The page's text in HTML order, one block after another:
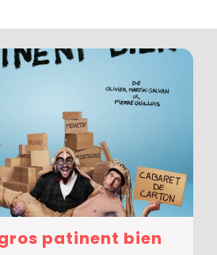
patinent bien